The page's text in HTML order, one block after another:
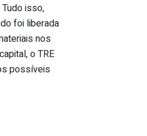
isso,
foi liberada
nos
o TRE
possíveis